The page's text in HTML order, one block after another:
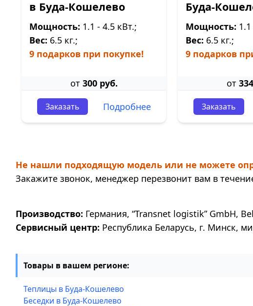
в Буда-Кошелево
Мощность: 1.1 - 4.5 кВт.;
Вес: 6.5 кг.;
9 подарков при покупке!
от 300 руб.
Заказать Подробнее
Буда-
Мощность:
Вес: 6.5 кг.;
9 подарков
от
Заказать
Не нашли подходящую модель или не можете
Закажите звонок, менеджер перезвонит вам в
Производство: Германия, “Transnet logistik” GmbH,
Сервисный центр: Республика Беларусь, г. Минск,
Товары в вашем регионе:
Теплицы в Буда-Кошелево
Беседки в Буда-Кошелево